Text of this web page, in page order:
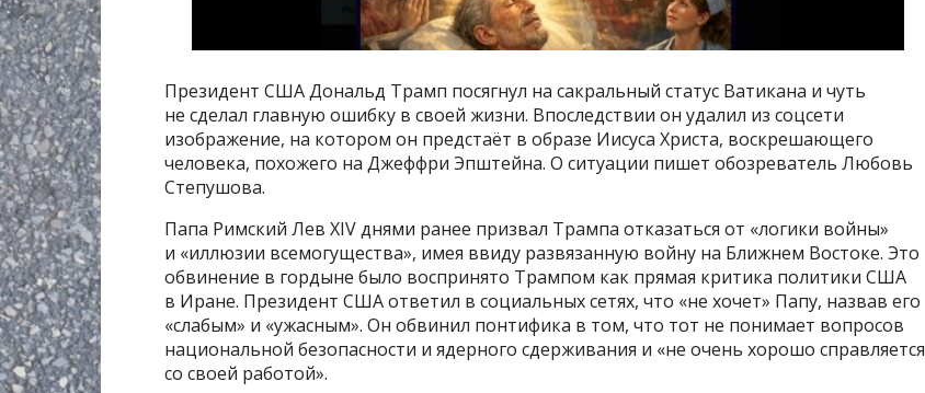
Президент США Дональд Трамп посягнул на сакральный статус Ватикана и чуть
не сделал главную ошибку в своей жизни. Впоследствии он удалил из соцсети
изображение, на котором он предстаёт в образе Иисуса Христа, воскрешающего
человека, похожего на Джеффри Эпштейна. О ситуации пишет обозреватель Любовь
Степушова.
Папа Римский Лев XIV днями ранее призвал Трампа отказаться от «логики войны»
и «иллюзии всемогущества», имея ввиду развязанную войну на Ближнем Востоке. Это
обвинение в гордыне было воспринято Трампом как прямая критика политики США
в Иране. Президент США ответил в социальных сетях, что «не хочет» Папу, назвав его
«слабым» и «ужасным». Он обвинил понтифика в том, что тот не понимает вопросов
национальной безопасности и ядерного сдерживания и «не очень хорошо справляется
со своей работой».